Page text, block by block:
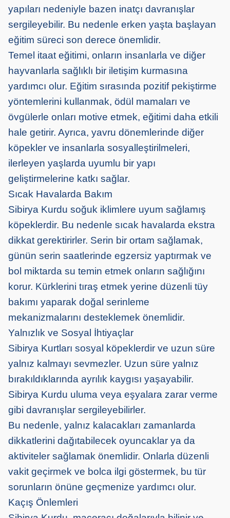
yapıları nedeniyle bazen inatçı davranışlar
sergileyebilir. Bu nedenle erken yaşta başlayan
eğitim süreci son derece önemlidir.
Temel itaat eğitimi, onların insanlarla ve diğer
hayvanlarla sağlıklı bir iletişim kurmasına
yardımcı olur. Eğitim sırasında pozitif pekiştirme
yöntemlerini kullanmak, ödül mamaları ve
övgülerle onları motive etmek, eğitimi daha etkili
hale getirir. Ayrıca, yavru dönemlerinde diğer
köpekler ve insanlarla sosyalleştirilmeleri,
ilerleyen yaşlarda uyumlu bir yapı
geliştirmelerine katkı sağlar.
Sıcak Havalarda Bakım
Sibirya Kurdu soğuk iklimlere uyum sağlamış
köpeklerdir. Bu nedenle sıcak havalarda ekstra
dikkat gerektirirler. Serin bir ortam sağlamak,
günün serin saatlerinde egzersiz yaptırmak ve
bol miktarda su temin etmek onların sağlığını
korur. Kürklerini tıraş etmek yerine düzenli tüy
bakımı yaparak doğal serinleme
mekanizmalarını desteklemek önemlidir.
Yalnızlık ve Sosyal İhtiyaçlar
Sibirya Kurtları sosyal köpeklerdir ve uzun süre
yalnız kalmayı sevmezler. Uzun süre yalnız
bırakıldıklarında ayrılık kaygısı yaşayabilir.
Sibirya Kurdu uluma veya eşyalara zarar verme
gibi davranışlar sergileyebilirler.
Bu nedenle, yalnız kalacakları zamanlarda
dikkatlerini dağıtabilecek oyuncaklar ya da
aktiviteler sağlamak önemlidir. Onlarla düzenli
vakit geçirmek ve bolca ilgi göstermek, bu tür
sorunların önüne geçmenize yardımcı olur.
Kaçış Önlemleri